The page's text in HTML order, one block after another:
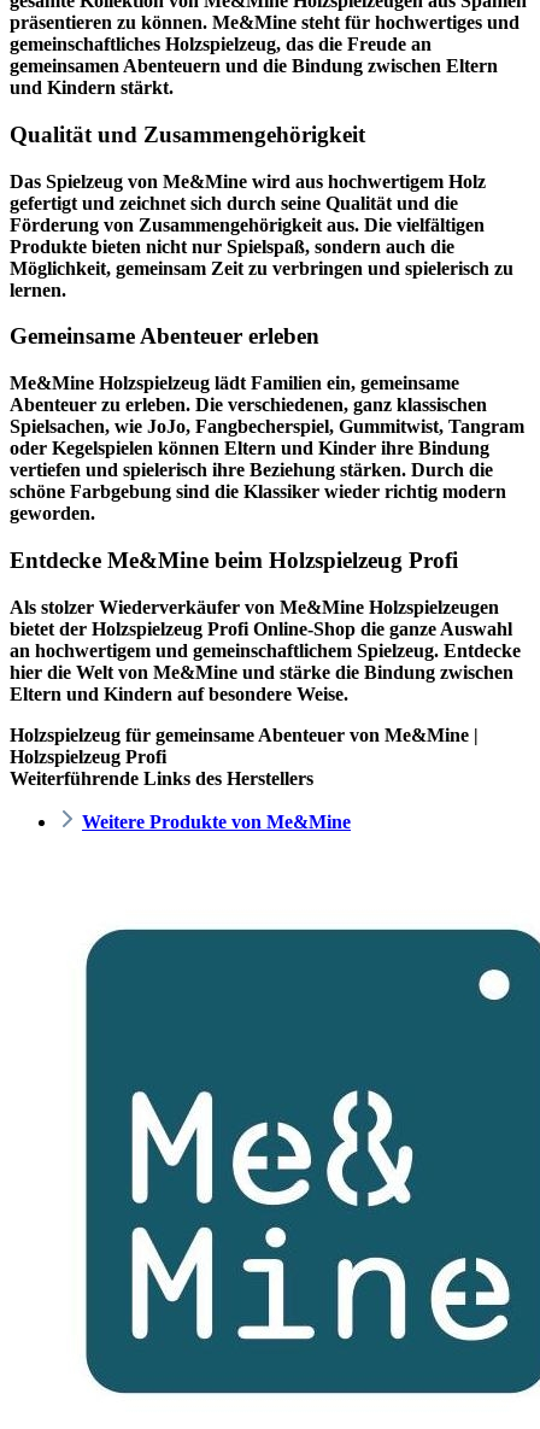
präsentieren zu können. Me&Mine steht für hochwertiges und
gemeinschaftliches Holzspielzeug, das die Freude an
gemeinsamen Abenteuern und die Bindung zwischen Eltern
und Kindern stärkt.
Qualität und Zusammengehörigkeit
Das Spielzeug von Me&Mine wird aus hochwertigem Holz
gefertigt und zeichnet sich durch seine Qualität und die
Förderung von Zusammengehörigkeit aus. Die vielfältigen
Produkte bieten nicht nur Spielspaß, sondern auch die
Möglichkeit, gemeinsam Zeit zu verbringen und spielerisch zu
lernen.
Gemeinsame Abenteuer erleben
Me&Mine Holzspielzeug lädt Familien ein, gemeinsame
Abenteuer zu erleben. Die verschiedenen, ganz klassischen
Spielsachen, wie JoJo, Fangbecherspiel, Gummitwist, Tangram
oder Kegelspielen können Eltern und Kinder ihre Bindung
vertiefen und spielerisch ihre Beziehung stärken. Durch die
schöne Farbgebung sind die Klassiker wieder richtig modern
geworden.
Entdecke Me&Mine beim Holzspielzeug Profi
Als stolzer Wiederverkäufer von Me&Mine Holzspielzeugen
bietet der Holzspielzeug Profi Online-Shop die ganze Auswahl
an hochwertigem und gemeinschaftlichem Spielzeug. Entdecke
hier die Welt von Me&Mine und stärke die Bindung zwischen
Eltern und Kindern auf besondere Weise.
Holzspielzeug für gemeinsame Abenteuer von Me&Mine |
Holzspielzeug Profi
Weiterführende Links des Herstellers
Weitere Produkte von Me&Mine